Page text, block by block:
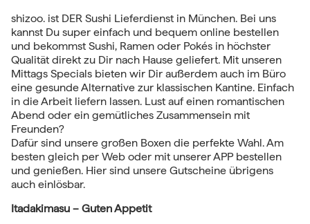
shizoo. ist DER Sushi Lieferdienst in München. Bei uns
kannst Du super einfach und bequem online bestellen
und bekommst Sushi, Ramen oder Pokés in höchster
Qualität direkt zu Dir nach Hause geliefert. Mit unseren
Mittags Specials bieten wir Dir außerdem auch im Büro
eine gesunde Alternative zur klassischen Kantine. Einfach
in die Arbeit liefern lassen. Lust auf einen romantischen
Abend oder ein gemütliches Zusammensein mit
Freunden?
Dafür sind unsere großen Boxen die perfekte Wahl. Am
besten gleich per Web oder mit unserer APP bestellen
und genießen. Hier sind unsere Gutscheine übrigens
auch einlösbar.
Itadakimasu – Guten Appetit